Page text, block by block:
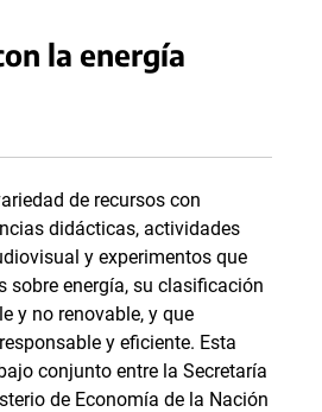
la energía
de recursos con
didácticas, actividades
y experimentos que
sobre energía, su clasificación
y no renovable, y que
y eficiente. Esta
conjunto entre la Secretaría
de Economía de la Nación